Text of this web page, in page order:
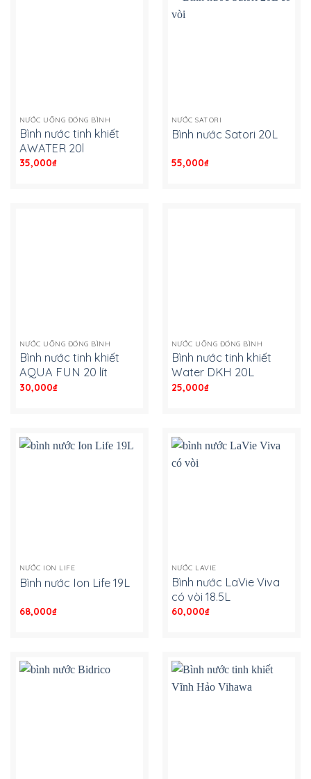
NƯỚC UỐNG ĐÓNG BÌNH
Bình nước tinh khiết
AWATER 20l
35,000₫-
NƯỚC SATORI
Bình nước Satori 20L
55,000₫-
NƯỚC UỐNG ĐÓNG BÌNH
Bình nước tinh khiết
AQUA FUN 20 lít
30,000₫-
NƯỚC UỐNG ĐÓNG BÌNH
Bình nước tinh khiết
Water DKH 20L
25,000₫-
NƯỚC ION LIFE
Bình nước Ion Life 19L
68,000₫-
NƯỚC LAVIE
Bình nước LaVie Viva
có vòi 18.5L
60,000₫-